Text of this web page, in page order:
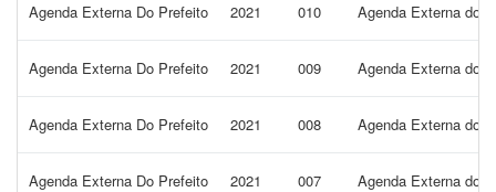
Agenda Externa Do Prefeito 2021 010 Agenda Externa do
Agenda Externa Do Prefeito 2021 009 Agenda Externa do
Agenda Externa Do Prefeito 2021 008 Agenda Externa do
Agenda Externa Do Prefeito 2021 007 Agenda Externa do